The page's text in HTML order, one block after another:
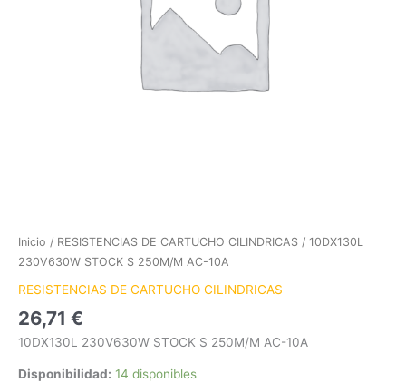
Inicio / RESISTENCIAS DE CARTUCHO CILINDRICAS / 10DX130L
230V630W STOCK S 250M/M AC-10A
RESISTENCIAS DE CARTUCHO CILINDRICAS
26,71 €
10DX130L 230V630W STOCK S 250M/M AC-10A
Disponibilidad: 14 disponibles